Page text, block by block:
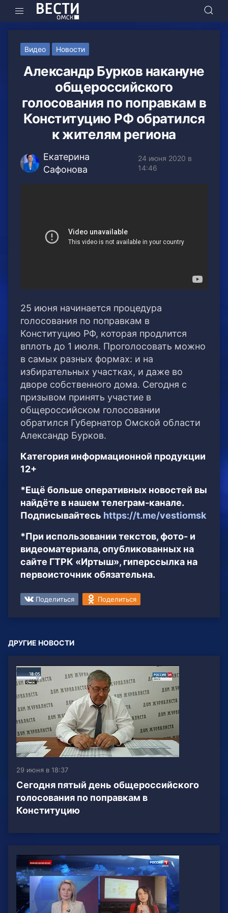
Видео Новости
Александр Бурков накануне
общероссийского
голосования по поправкам в
Конституцию РФ обратился
к жителям региона
Екатерина
Сафонова
24 июня 2020 в
14:46
25 июня начинается процедура
голосования по поправкам в
Конституцию РФ, которая продлится
вплоть до 1 июля. Проголосовать можно
в самых разных формах: и на
избирательных участках, и даже во
дворе собственного дома. Сегодня с
призывом принять участие в
общероссийском голосовании
обратился Губернатор Омской области
Александр Бурков.
Категория информационной продукции
12+
*Ещё больше оперативных новостей вы
найдёте в нашем телеграм-канале.
Подписывайтесь https://t.me/vestiomsk
*При использовании текстов, фото- и
видеоматериала, опубликованных на
сайте ГТРК «Иртыш», гиперссылка на
первоисточник обязательна.
Поделиться Поделиться
ДРУГИЕ НОВОСТИ
29 июня в 18:37
Сегодня пятый день общероссийского
голосования по поправкам в
Конституцию